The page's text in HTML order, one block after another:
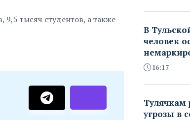
тысяч студентов, а также
В
человек
16:17
Тулячкам
угрозы в